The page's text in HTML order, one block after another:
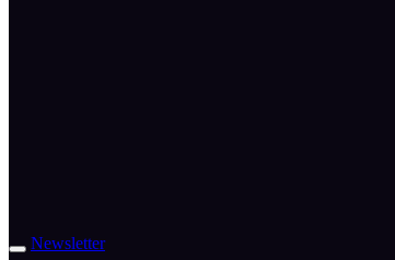
Newsletter